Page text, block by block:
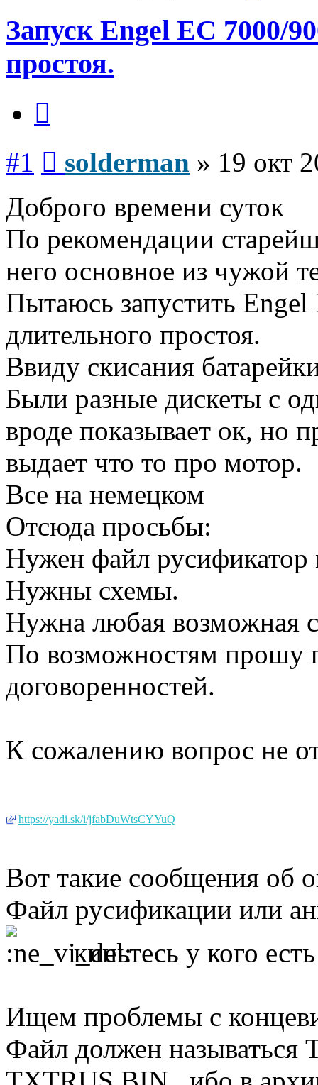
Запуск Engel EC 7000/
простоя.
#1 solderman » 19 окт
Доброго времени суток
По рекомендации
него основное из чужой
Пытаюсь запустить
длительного простоя.
Ввиду скисания
Были разные дискеты с
вроде показывает ок, но
выдает что то про мотор.
Все на немецком
Отсюда просьбы:
Нужен файл
Нужны схемы.
Нужна любая возможная
По возможностям прошу
договоренностей.
К сожалению вопрос не
https://yadi.sk/i/jfabDuWtsCYYuQ
Вот такие сообщения об
Файл русификации или
киньтесь у кого
Ищем проблемы с
Файл должен